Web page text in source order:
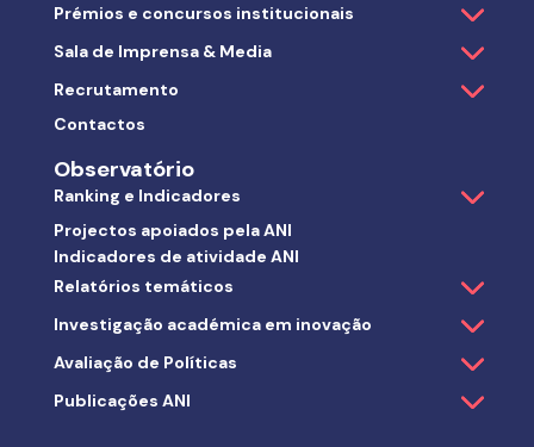
Prémios e concursos institucionais
Sala de Imprensa & Media
Recrutamento
Contactos
Observatório
Ranking e Indicadores
Projectos apoiados pela ANI
Indicadores de atividade ANI
Relatórios temáticos
Investigação académica em inovação
Avaliação de Políticas
Publicações ANI